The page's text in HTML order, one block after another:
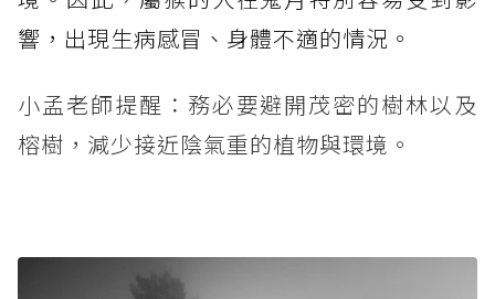
響，出現生病感冒、身體不適的情況。
小孟老師提醒：務必要避開茂密的樹林以及
榕樹，減少接近陰氣重的植物與環境。